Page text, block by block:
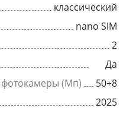
классический
nano SIM
2
Да
фотокамеры (Мп)
50+8
2025